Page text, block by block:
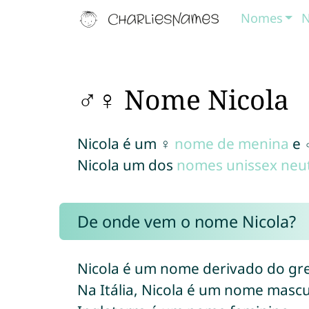
Nomes
♂♀ Nome Nicola
Nicola é um ♀ nome de menina e
Nicola um dos nomes unissex
De onde vem o nome Nicola?
Nicola é um nome derivado do
Na Itália, Nicola é um nome